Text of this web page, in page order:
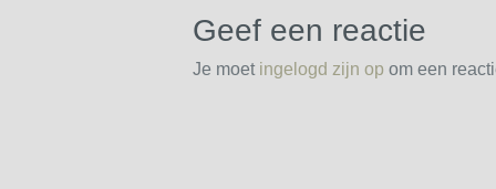
Geef een reactie
Je moet ingelogd zijn op om een